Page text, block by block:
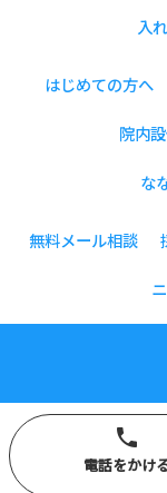
phone
電話をかけ
入
はじめての方へ
院内
な
無料メール相談